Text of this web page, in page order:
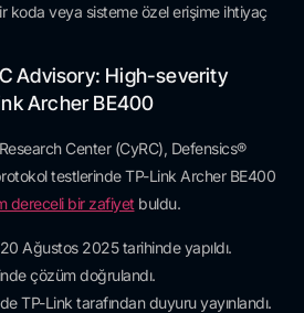
koda veya sisteme özel erişime ihtiyaç
Advisory: High-severity
Archer BE400
Center (CyRC), Defensics®
testlerinde TP-Link Archer BE400
dereceli bir zafiyet buldu.
Ağustos 2025 tarihinde yapıldı.
çözüm doğrulandı.
TP-Link tarafından duyuru yayınlandı.